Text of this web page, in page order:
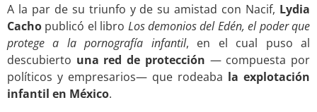
A la par de su triunfo y de su amistad con Nacif, Lydia
Cacho publicó el libro Los demonios del Edén, el poder que
protege a la pornografía infantil, en el cual puso al
descubierto una red de protección — compuesta por
políticos y empresarios— que rodeaba la explotación
infantil en México.